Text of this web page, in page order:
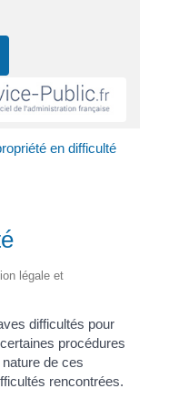
en difficulté
légale et
difficultés pour
procédures
de ces
rencontrées.